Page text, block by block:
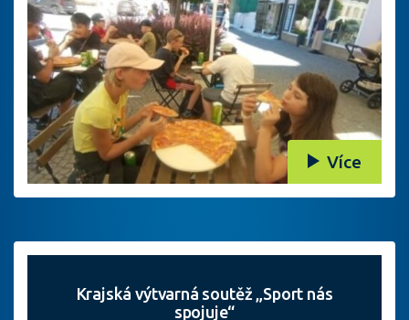
Více
Krajská výtvarná soutěž „Sport nás
spojuje“